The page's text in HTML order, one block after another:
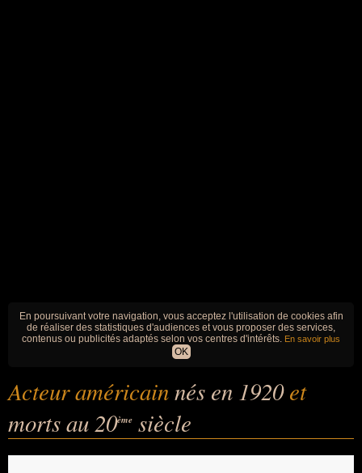
En poursuivant votre navigation, vous acceptez l'utilisation de cookies afin
de réaliser des statistiques d'audiences et vous proposer des services,
contenus ou publicités adaptés selon vos centres d'intérêts. En savoir plus
OK
Acteur américainnés en 1920et
morts au 20ème siècle